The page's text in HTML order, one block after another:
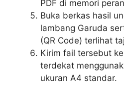
PDF di memori
Buka berkas hasil
lambang Garuda
(QR Code) terlihat
Kirim fail tersebut
terdekat
ukuran A4 standar.